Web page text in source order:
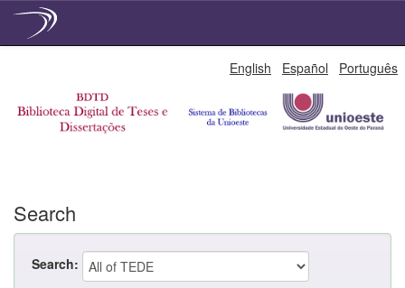
English Español Português
Search
Search: